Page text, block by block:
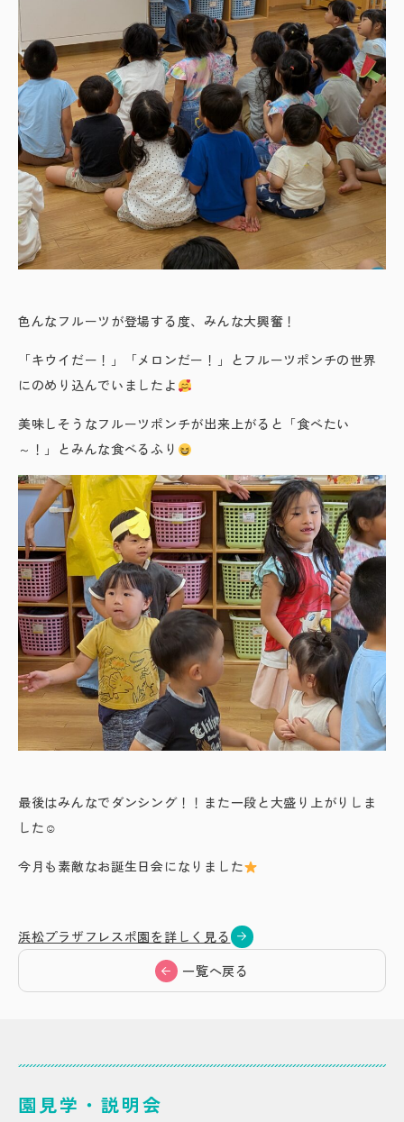
色んなフルーツが登場する度、みんな大興奮！
「キウイだー！」「メロンだー！」とフルーツポンチの世界
にのめり込んでいましたよ
美味しそうなフルーツポンチが出来上がると「食べたい
～！」とみんな食べるふり
最後はみんなでダンシング！！また一段と大盛り上がりしま
した☺
今月も素敵なお誕生日会になりました
浜松プラザフレスポ園を詳しく見る
一覧へ戻る
園見学・説明会